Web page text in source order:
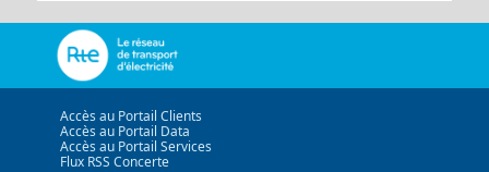
Accès au Portail Clients
Accès au Portail Data
Accès au Portail Services
Flux RSS Concerte